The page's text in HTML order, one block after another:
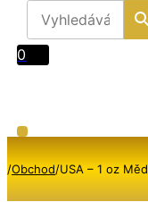
0
/Obchod/USA – 1 oz